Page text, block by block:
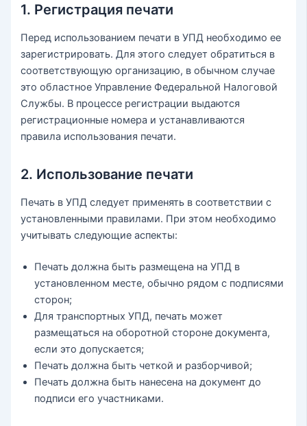
1. Регистрация печати
Перед использованием печати в УПД необходимо ее
зарегистрировать. Для этого следует обратиться в
соответствующую организацию, в обычном случае
это областное Управление Федеральной Налоговой
Службы. В процессе регистрации выдаются
регистрационные номера и устанавливаются
правила использования печати.
2. Использование печати
Печать в УПД следует применять в соответствии с
установленными правилами. При этом необходимо
учитывать следующие аспекты:
Печать должна быть размещена на УПД в
установленном месте, обычно рядом с подписями
сторон;
Для транспортных УПД, печать может
размещаться на оборотной стороне документа,
если это допускается;
Печать должна быть четкой и разборчивой;
Печать должна быть нанесена на документ до
подписи его участниками.